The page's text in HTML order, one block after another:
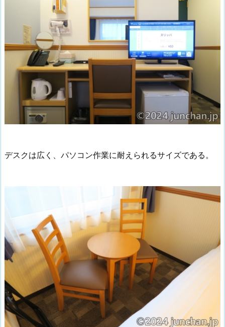
デスクは広く、パソコン作業に耐えられるサイズである。